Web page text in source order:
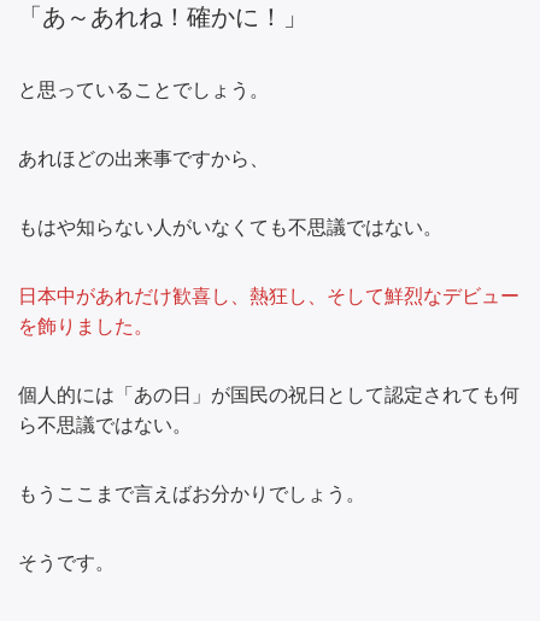
「あ～あれね！確かに！」
と思っていることでしょう。
あれほどの出来事ですから、
もはや知らない人がいなくても不思議ではない。
日本中があれだけ歓喜し、熱狂し、そして鮮烈なデビュー
を飾りました。
個人的には「あの日」が国民の祝日として認定されても何
ら不思議ではない。
もうここまで言えばお分かりでしょう。
そうです。